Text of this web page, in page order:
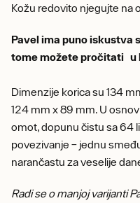
Kožu redovito njegujte na
Pavel ima puno iskustva
tome možete pročitati u
Dimenzije korica su 134
124 mm x 89 mm. U
omot, dopunu čistu sa 64
povezivanje – jednu
narančastu za veselije
Radi se o manjoj varijanti